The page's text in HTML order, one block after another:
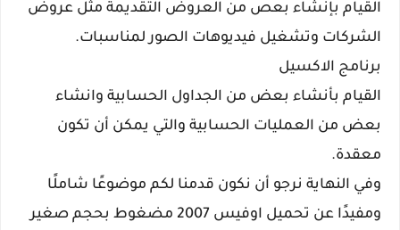
القيام بإنشاء بعص من العروض التقديمة مثل عروض
الشركات وتشغيل فيديوهات الصور لمناسبات.
برنامج الاكسيل
القيام بأنشاء بعض من الجداول الحسابية وانشاء
بعض من العمليات الحسابية والتي يمكن أن تكون
معقدة.
وفي النهاية نرجو أن نكون قدمنا لكم موضوعًا شاملًا
ومفيدًا عن تحميل اوفيس 2007 مضغوط بحجم صغير